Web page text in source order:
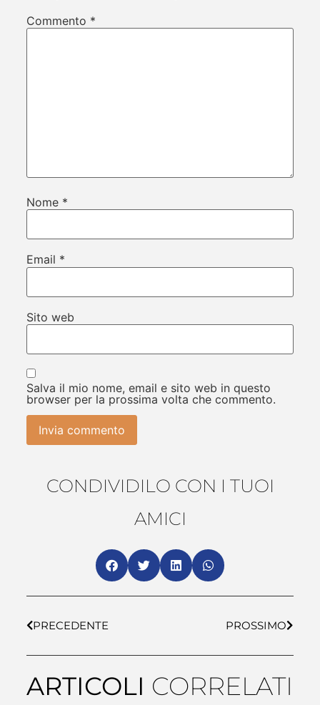
Commento *
Nome *
Email *
Sito web
Salva il mio nome, email e sito web in questo
browser per la prossima volta che commento.
CONDIVIDILO CON I TUOI
AMICI
PRECEDENTE PROSSIMO
ARTICOLI CORRELATI